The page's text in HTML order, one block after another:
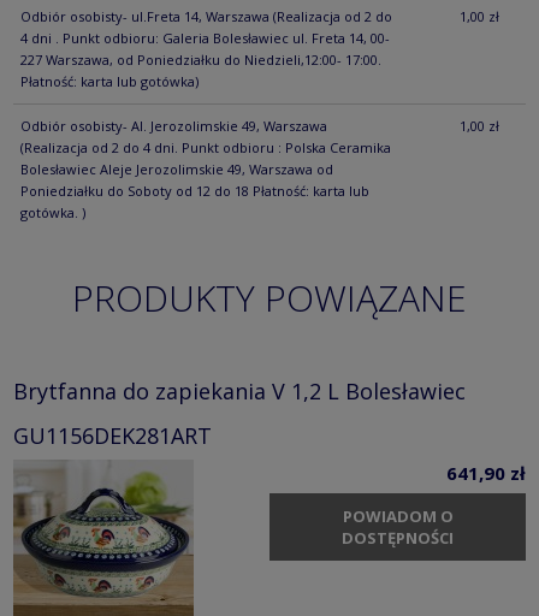
Odbiór osobisty- ul.Freta 14, Warszawa (Realizacja od 2 do
4 dni . Punkt odbioru: Galeria Bolesławiec ul. Freta 14, 00-
227 Warszawa, od Poniedziałku do Niedzieli,12:00- 17:00.
Płatność: karta lub gotówka)
1,00 zł
Odbiór osobisty- Al. Jerozolimskie 49, Warszawa
(Realizacja od 2 do 4 dni. Punkt odbioru : Polska Ceramika
Bolesławiec Aleje Jerozolimskie 49, Warszawa od
Poniedziałku do Soboty od 12 do 18 Płatność: karta lub
gotówka. )
1,00 zł
PRODUKTY POWIĄZANE
Brytfanna do zapiekania V 1,2 L Bolesławiec
GU1156DEK281ART
641,90 zł
POWIADOM O
DOSTĘPNOŚCI